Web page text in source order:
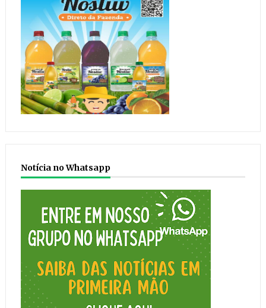
Notícia no Whatsapp